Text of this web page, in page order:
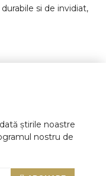
si de invidiat,
știrile noastre
nostru de